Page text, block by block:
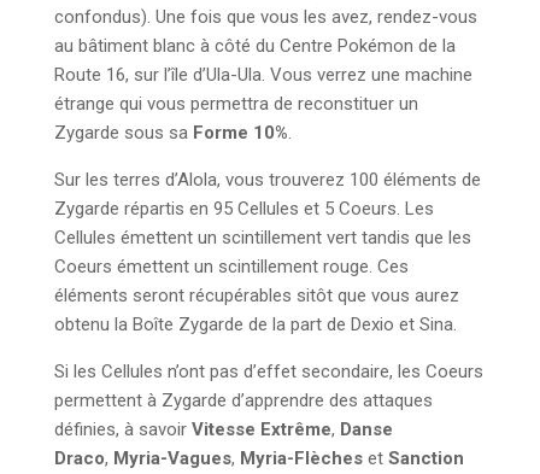
confondus). Une fois que vous les avez, rendez-vous
au bâtiment blanc à côté du Centre Pokémon de la
Route 16, sur l’île d’Ula-Ula. Vous verrez une machine
étrange qui vous permettra de reconstituer un
Zygarde sous sa Forme 10%.
Sur les terres d’Alola, vous trouverez 100 éléments de
Zygarde répartis en 95 Cellules et 5 Coeurs. Les
Cellules émettent un scintillement vert tandis que les
Coeurs émettent un scintillement rouge. Ces
éléments seront récupérables sitôt que vous aurez
obtenu la Boîte Zygarde de la part de Dexio et Sina.
Si les Cellules n’ont pas d’effet secondaire, les Coeurs
permettent à Zygarde d’apprendre des attaques
définies, à savoir Vitesse Extrême, Danse
Draco, Myria-Vagues, Myria-Flèches et Sanction